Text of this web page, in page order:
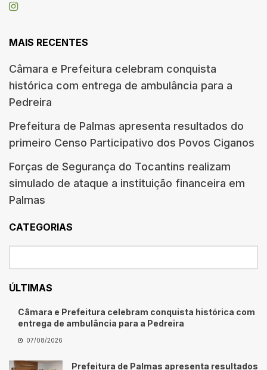
MAIS RECENTES
Câmara e Prefeitura celebram conquista
histórica com entrega de ambulância para a
Pedreira
Prefeitura de Palmas apresenta resultados do
primeiro Censo Participativo dos Povos Ciganos
Forças de Segurança do Tocantins realizam
simulado de ataque a instituição financeira em
Palmas
CATEGORIAS
ÚLTIMAS
Câmara e Prefeitura celebram conquista histórica com
entrega de ambulância para a Pedreira
07/08/2026
Prefeitura de Palmas apresenta resultados